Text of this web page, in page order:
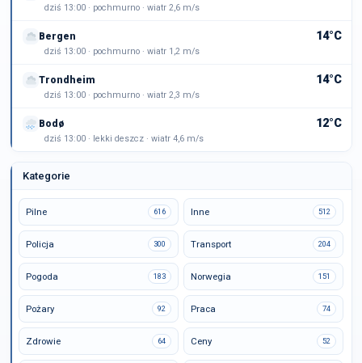
dziś 13:00 · pochmurno · wiatr 2,6 m/s
Bergen 14°C
dziś 13:00 · pochmurno · wiatr 1,2 m/s
Trondheim 14°C
dziś 13:00 · pochmurno · wiatr 2,3 m/s
Bodø 12°C
dziś 13:00 · lekki deszcz · wiatr 4,6 m/s
Kategorie
Pilne 616 Inne 512
Policja 300 Transport 204
Pogoda 183 Norwegia 151
Pożary 92 Praca 74
Zdrowie 64 Ceny 52